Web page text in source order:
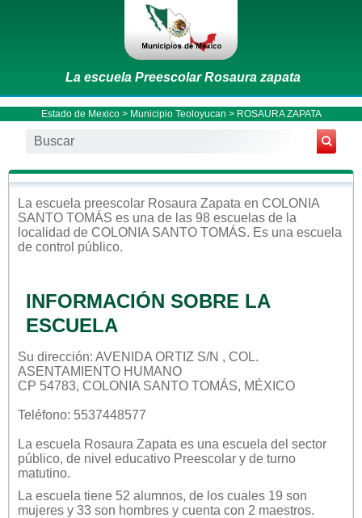
La escuela Preescolar Rosaura zapata
Estado de Mexico> Municipio Teoloyucan > ROSAURA ZAPATA
La escuela preescolar Rosaura Zapata en COLONIA
SANTO TOMÁS es una de las 98 escuelas de la
localidad de COLONIA SANTO TOMÁS. Es una escuela
de control público.
INFORMACIÓN SOBRE LA
ESCUELA
Su dirección: AVENIDA ORTIZ S/N , COL.
ASENTAMIENTO HUMANO
CP 54783, COLONIA SANTO TOMÁS, MÉXICO
Teléfono: 5537448577
La escuela Rosaura Zapata es una escuela del sector
público, de nivel educativo Preescolar y de turno
matutino.
La escuela tiene 52 alumnos, de los cuales 19 son
mujeres y 33 son hombres y cuenta con 2 maestros.